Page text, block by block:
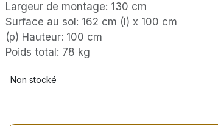
Largeur de montage: 130 cm
Surface au sol: 162 cm (l) x 100 cm
(p) Hauteur: 100 cm
Poids total: 78 kg
Non stocké